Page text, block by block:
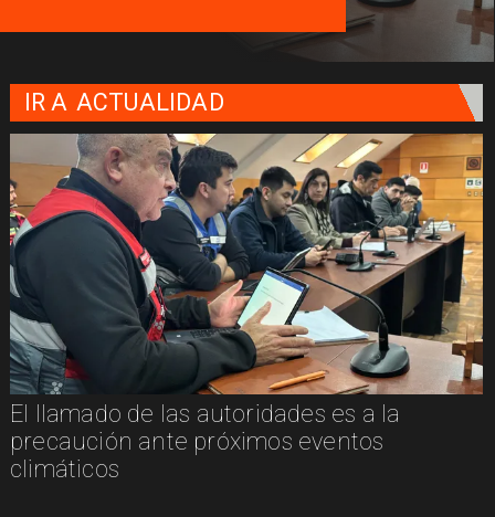
IR A ACTUALIDAD
El llamado de las autoridades es a la
precaución ante próximos eventos
climáticos